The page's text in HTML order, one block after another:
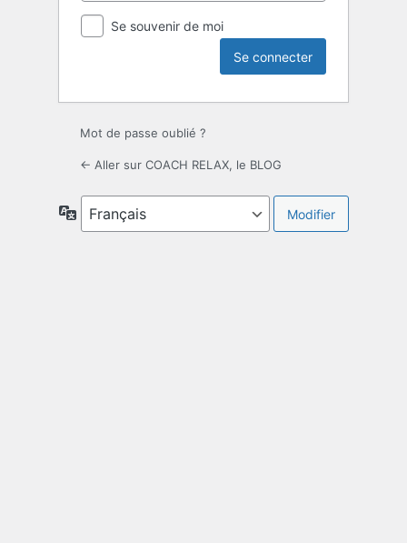
Se souvenir de moi
Mot de passe oublié ?
← Aller sur COACH RELAX, le BLOG
Langue